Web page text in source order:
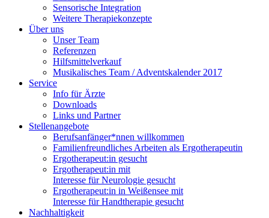
Sensorische Integration
Weitere Therapiekonzepte
Über uns
Unser Team
Referenzen
Hilfsmittelverkauf
Musikalisches Team / Adventskalender 2017
Service
Info für Ärzte
Downloads
Links und Partner
Stellenangebote
Berufsanfänger*nnen willkommen
Familienfreundliches Arbeiten als Ergotherapeutin
Ergotherapeut:in gesucht
Ergotherapeut:in mit
Interesse für Neurologie gesucht
Ergotherapeut:in in Weißensee mit
Interesse für Handtherapie gesucht
Nachhaltigkeit